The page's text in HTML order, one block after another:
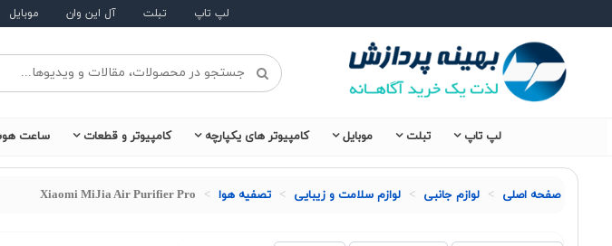
لپ تاپ تبلت آل این وان موبایل
لپ تاپ تبلت موبایل کامپیوتر های یکپارچه کامپیوتر و قطعات ساعت
صفحه اصلی لوازم جانبی لوازم سلامت و زیبایی تصفیه هوا Xiaomi MiJia Air Purifier Pro